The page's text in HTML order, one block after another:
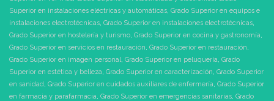
Superior en instalaciones eléctricas y automáticas, Grado Superior en equipos e
instalaciones electrotécnicas, Grado Superior en instalaciones electrotécnicas,
Grado Superior en hostelería y turismo, Grado Superior en cocina y gastronomía,
Grado Superior en servicios en restauración, Grado Superior en restauración,
Grado Superior en imagen personal, Grado Superior en peluquería, Grado
Superior en estética y belleza, Grado Superior en caracterización, Grado Superior
en sanidad, Grado Superior en cuidados auxiliares de enfermería, Grado Superior
en farmacia y parafarmacia, Grado Superior en emergencias sanitarias, Grado